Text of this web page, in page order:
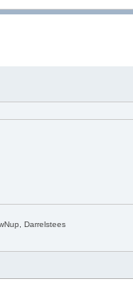
Darrelstees